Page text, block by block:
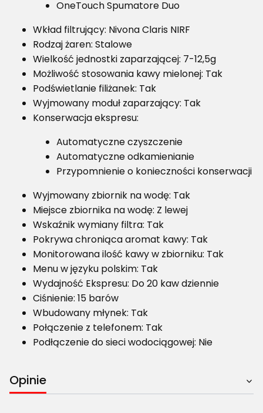
OneTouch Spumatore Duo
Wkład filtrujący: Nivona Claris NIRF
Rodzaj żaren: Stalowe
Wielkość jednostki zaparzającej: 7-12,5g
Możliwość stosowania kawy mielonej: Tak
Podświetlanie filiżanek: Tak
Wyjmowany moduł zaparzający: Tak
Konserwacja ekspresu:
Automatyczne czyszczenie
Automatyczne odkamienianie
Przypomnienie o konieczności konserwacji
Wyjmowany zbiornik na wodę: Tak
Miejsce zbiornika na wodę: Z lewej
Wskaźnik wymiany filtra: Tak
Pokrywa chroniąca aromat kawy: Tak
Monitorowana ilość kawy w zbiorniku: Tak
Menu w języku polskim: Tak
Wydajność Ekspresu: Do 20 kaw dziennie
Ciśnienie: 15 barów
Wbudowany młynek: Tak
Połączenie z telefonem: Tak
Podłączenie do sieci wodociągowej: Nie
Opinie